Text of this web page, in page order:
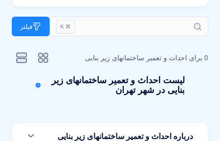
⌘ K فیلتر
0 برای احداث و تعمیر ساختمانهای زیر بنایی
لیست احداث و تعمیر ساختمانهای زیر
بنایی در شهر تهران
درباره احداث و تعمیر ساختمانهای زیر بنایی